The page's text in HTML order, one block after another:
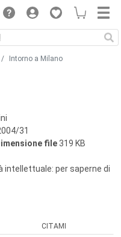
Intorno a Milano
31
file 319 KB
intellettuale: per saperne di
CITAMI